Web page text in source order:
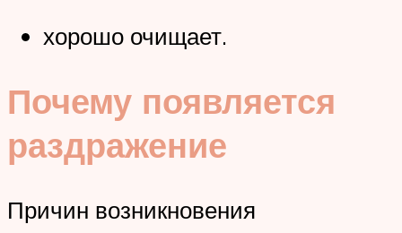
хорошо очищает.
Почему появляется
раздражение
Причин возникновения